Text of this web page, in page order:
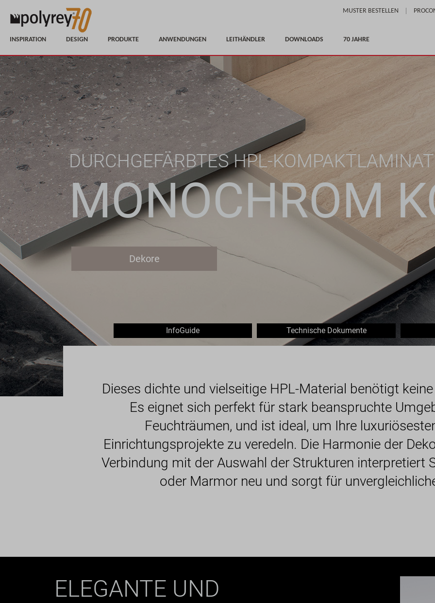
SkipMUSTER BESTELLEN
INSPIRATION DESIGN PRODUKTE ANWENDUNGEN LEITHÄNDLER DOWNLOADS 70 JAHRE
DURCHGEFÄRBTES HPL-KOMPAKTLAMINAT
MONOCHROM
Dekore
InfoGuide Technische Dokumente
Dieses dichte und vielseitige HPL-Material benötigt
Es eignet sich perfekt für stark beanspruchte
Feuchträumen, und ist ideal, um Ihre
Einrichtungsprojekte zu veredeln. Die Harmonie der
Verbindung mit der Auswahl der Strukturen interpretiert
oder Marmor neu und sorgt für
ELEGANTE UND